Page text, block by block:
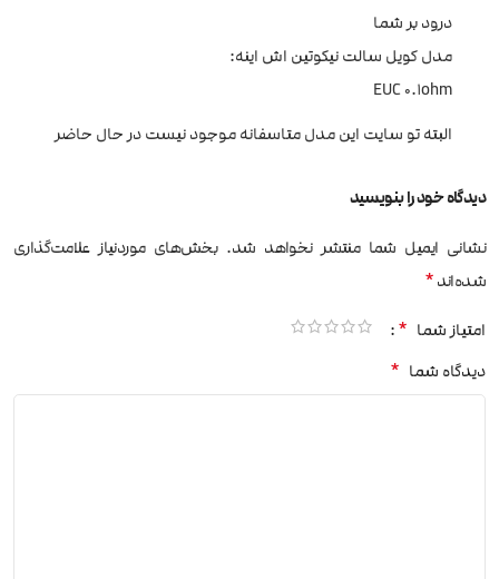
درود بر شما
مدل کویل سالت نیکوتین اش اینه:
EUC 0.1ohm
البته تو سایت این مدل متاسفانه موجود نیست در حال حاضر
دیدگاه خود را بنویسید
نشانی ایمیل شما منتشر نخواهد شد. بخش‌های موردنیاز علامت‌گذاری
شده‌اند*
امتیاز شما *
دیدگاه شما *